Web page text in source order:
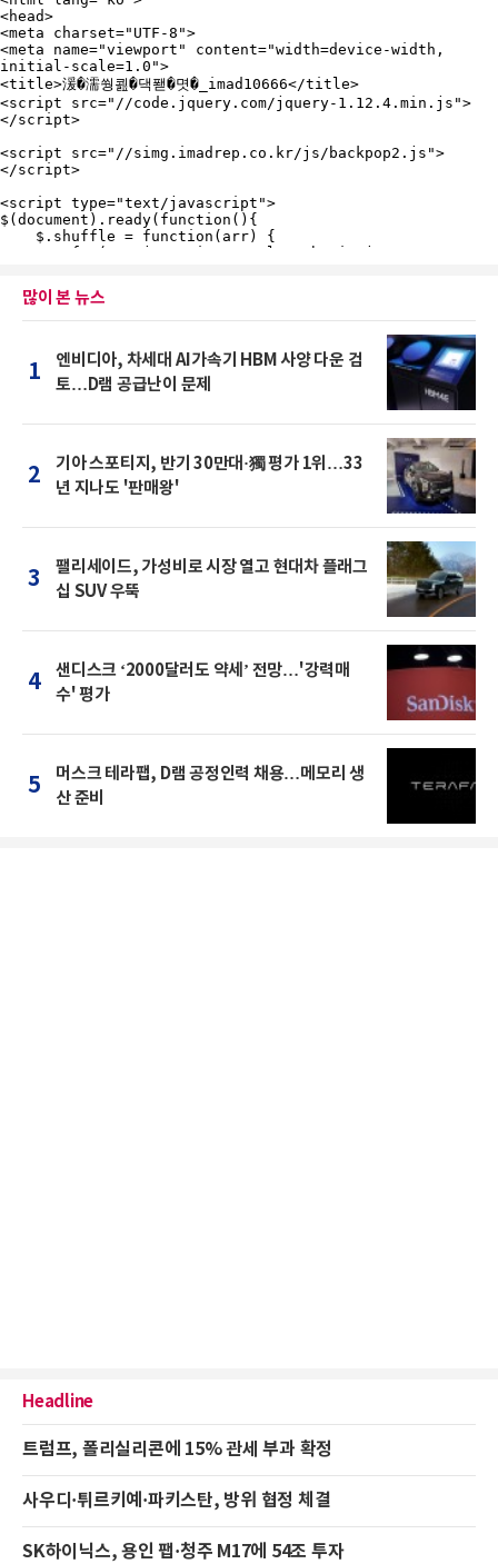
많이 본 뉴스
1
엔비디아, 차세대 AI가속기 HBM 사양 다운 검
토…D램 공급난이 문제
2
기아 스포티지, 반기 30만대·獨 평가 1위…33
년 지나도 '판매왕'
3
팰리세이드, 가성비로 시장 열고 현대차 플래그
십 SUV 우뚝
4
샌디스크 ‘2000달러도 약세’ 전망…'강력매
수' 평가
5
머스크 테라팹, D램 공정인력 채용…메모리 생
산 준비
Headline
트럼프, 폴리실리콘에 15% 관세 부과 확정
사우디·튀르키예·파키스탄, 방위 협정 체결
SK하이닉스, 용인 팹·청주 M17에 54조 투자